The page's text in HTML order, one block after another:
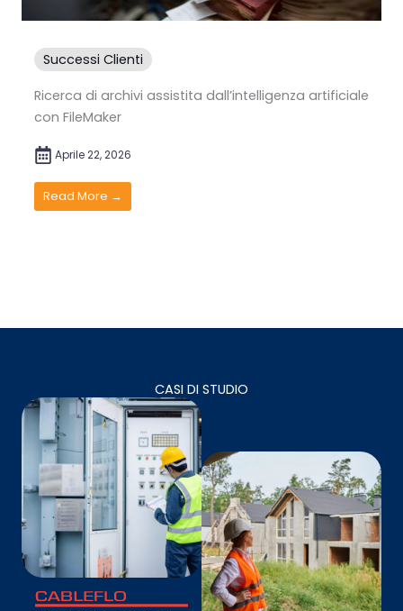
Successi Clienti
Ricerca di archivi assistita dall’intelligenza artificiale
con FileMaker
Aprile 22, 2026
Read More →
CASI DI STUDIO